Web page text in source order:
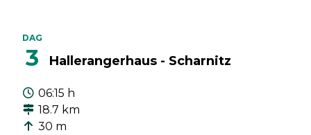
DAG
3 Hallerangerhaus - Scharnitz
06:15 h
18.7 km
30 m